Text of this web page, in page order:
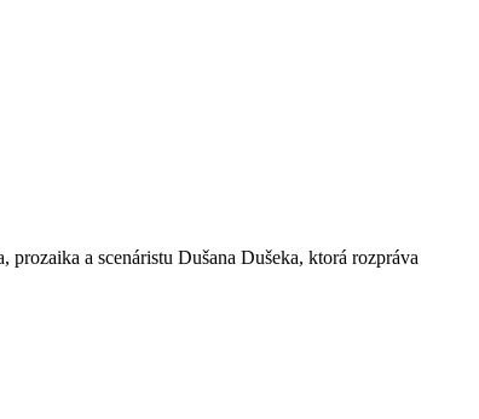
a scenáristu Dušana Dušeka, ktorá rozpráva